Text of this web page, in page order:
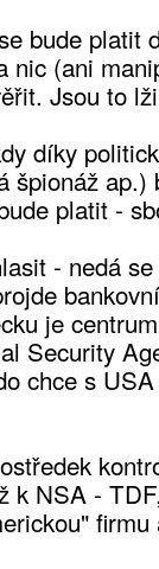
bude platit
nic (ani
Jsou to
díky
špionáž ap.)
platit -
- nedá
je
Security
chce s
k NSA -